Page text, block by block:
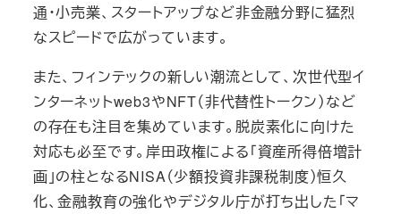
通・小売業、スタートアップなど非金融分野に猛烈
なスピードで広がっています。
また、フィンテックの新しい潮流として、次世代型イ
ンターネットweb3やNFT（非代替性トークン）など
の存在も注目を集めています。脱炭素化に向けた
対応も必至です。岸田政権による「資産所得倍増計
画」の柱となるNISA（少額投資非課税制度）恒久
化、金融教育の強化やデジタル庁が打ち出した「マ